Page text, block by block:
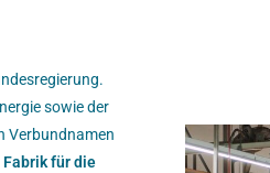
sowie der
Verbundnamen
für die